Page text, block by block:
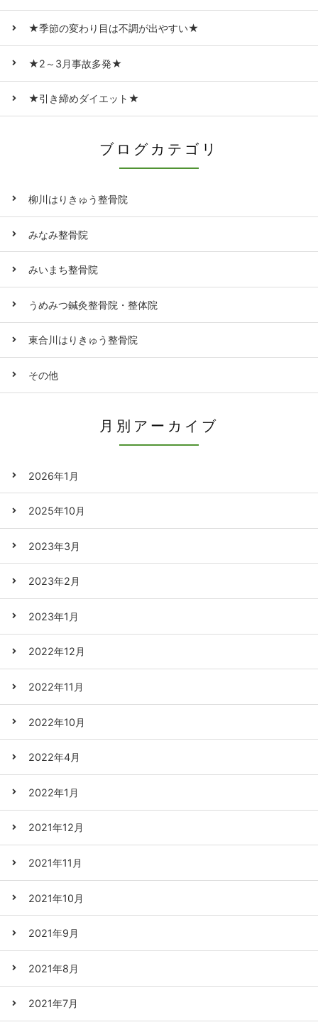
★季節の変わり目は不調が出やすい★
★2～3月事故多発★
★引き締めダイエット★
ブログカテゴリ
柳川はりきゅう整骨院
みなみ整骨院
みいまち整骨院
うめみつ鍼灸整骨院・整体院
東合川はりきゅう整骨院
その他
月別アーカイブ
2026年1月
2025年10月
2023年3月
2023年2月
2023年1月
2022年12月
2022年11月
2022年10月
2022年4月
2022年1月
2021年12月
2021年11月
2021年10月
2021年9月
2021年8月
2021年7月